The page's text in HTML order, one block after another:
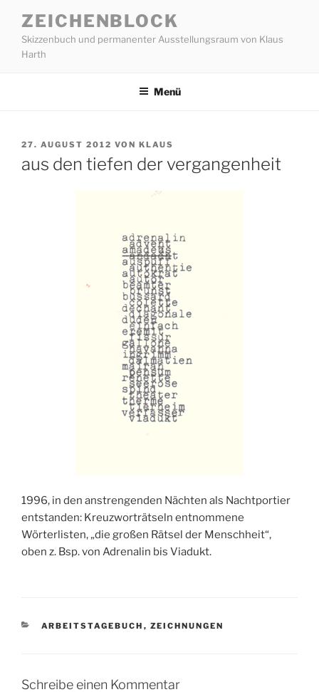
Inhalt
springen
ZEICHENBLOCK
Skizzenbuch und permanenter Ausstellungsraum von Klaus
Harth
Menü
VERÖFFENTLICHT
27. AUGUST 2012 VON KLAUS
aus den tiefen der vergangenheit
1996, in den anstrengenden Nächten als Nachtportier
entstanden: Kreuzworträtseln entnommene
Wörterlisten, „die großen Rätsel der Menschheit“,
oben z. Bsp. von Adrenalin bis Viadukt.
KATEGORIEN
ARBEITSTAGEBUCH , ZEICHNUNGEN
Schreibe einen Kommentar